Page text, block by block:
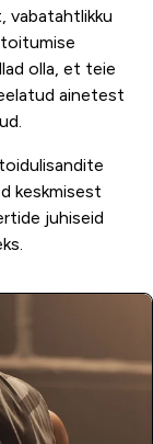
vabatahtlikku
olla, et teie
ainetest
keskmisest
juhiseid